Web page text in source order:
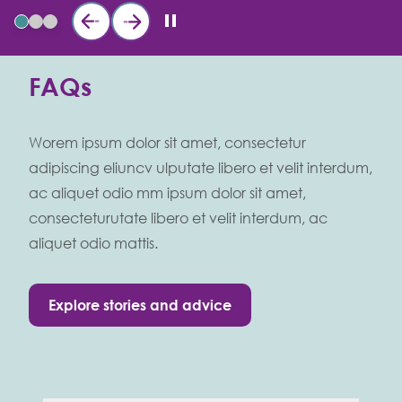
FAQs
Worem ipsum dolor sit amet, consectetur
adipiscing eliuncv ulputate libero et velit interdum,
ac aliquet odio mm ipsum dolor sit amet,
consecteturutate libero et velit interdum, ac
aliquet odio mattis.
Explore stories and advice